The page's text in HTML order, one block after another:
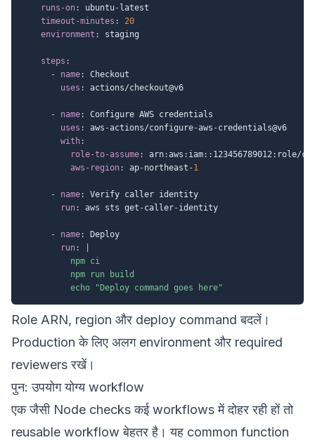
runs-on: ubuntu- latest
timeout-minutes :
20
environment : staging
steps :
-
name:
Checkout
uses : actions/checkout@v6
- name:
Configure AWS credentials
uses : aws -actions/configure-aws -credentials@v6
with:
role-to-assume: arn:aws : iam: : 123456789012: role/
aws-region: ap-northeast -1
- name:
Verify caller identity
run: aws sts get -caller-identity
- name:
Deploy
run:
          npm ci
          npm run build
          echo "Deploy command goes here"
Role ARN, region और deploy command बदलें।
Production के लिए अलग environment और required
reviewers रखें।
पुन: उपयोग योग्य workflow
एक जैसी Node checks कई workflows में दोहर रही हों तो
reusable workflow बेहतर है। यह common function